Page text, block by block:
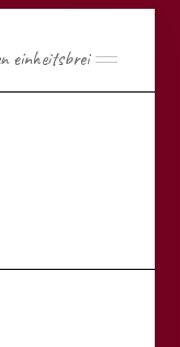
einheitsbrei